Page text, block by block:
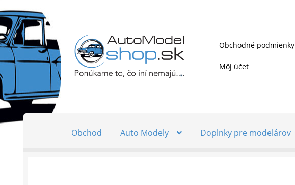
Preskočiť
na
navigáciu
Preskočiť
na
obsah
Obchodné podmienky
Môj účet
Obchod Auto Modely Doplnky pre modelárov